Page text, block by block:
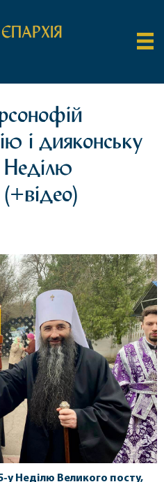
і дияконську
Неділю
у Неділю Великого посту,